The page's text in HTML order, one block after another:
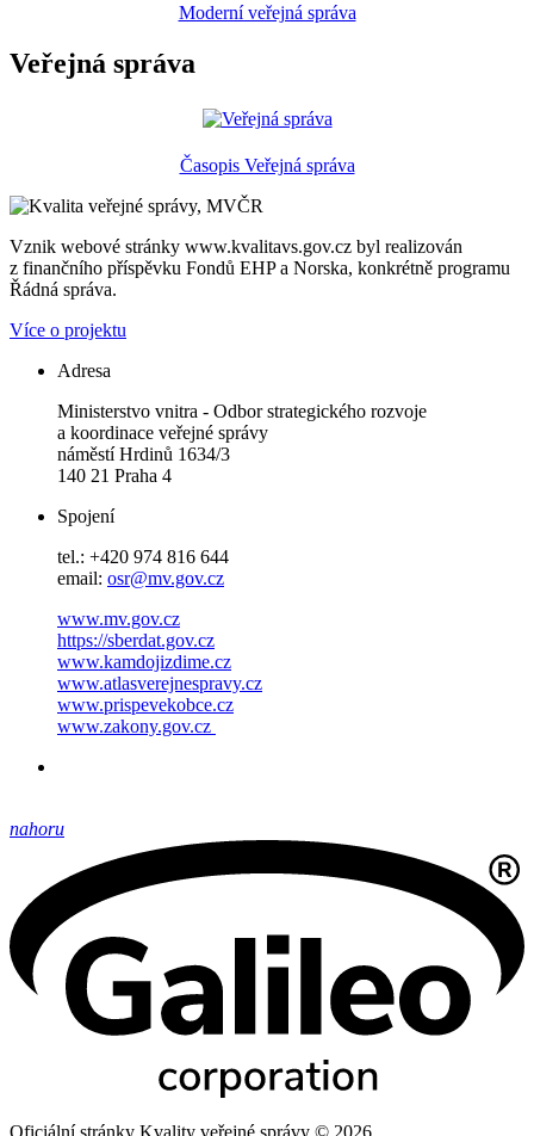
Moderní veřejná správa
Veřejná správa
Časopis Veřejná správa
Vznik webové stránky www.kvalitavs.gov.cz byl realizován
z finančního příspěvku Fondů EHP a Norska, konkrétně programu
Řádná správa.
Více o projektu
Adresa
Ministerstvo vnitra - Odbor strategického rozvoje
a koordinace veřejné správy
náměstí Hrdinů 1634/3
140 21 Praha 4
Spojení
tel.: +420 974 816 644
email: osr@mv.gov.cz
www.mv.gov.cz
https://sberdat.gov.cz
www.kamdojizdime.cz
www.atlasverejnespravy.cz
www.prispevekobce.cz
www.zakony.gov.cz
nahoru